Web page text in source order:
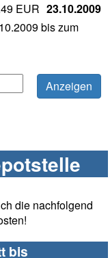
EUR 23.10.2009
bis zum
die nachfolgend
bis